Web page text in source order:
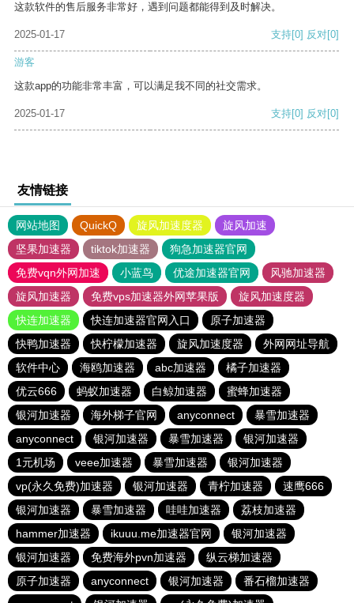
这款软件的售后服务非常好，遇到问题都能得到及时解决。
2025-01-17 支持[0] 反对[0]
游客
这款app的功能非常丰富，可以满足我不同的社交需求。
2025-01-17 支持[0] 反对[0]
友情链接
网站地图 QuickQ 旋风加速度器
旋风加速
坚果加速器
tiktok加速器
狗急加速器官网
免费vqn外网加速
小蓝鸟 优途加速器官网
风驰加速器
旋风加速器
免费vps加速器外网苹果版
旋风加速度器
快连加速器
快连加速器官网入口
原子加速器
快鸭加速器
快柠檬加速器 旋风加速度器
外网网址导航
软件中心
海鸥加速器 abc加速器
橘子加速器
优云666
蚂蚁加速器 白鲸加速器
蜜蜂加速器
银河加速器
海外梯子官网 anyconnect
暴雪加速器
anyconnect
银河加速器 暴雪加速器
银河加速器
1元机场
veee加速器 暴雪加速器
银河加速器
vp(永久免费)加速器
银河加速器 青柠加速器
速鹰666
银河加速器
暴雪加速器 哇哇加速器
荔枝加速器
hammer加速器
ikuuu.me加速器官网
银河加速器
银河加速器
免费海外pvn加速器
纵云梯加速器
原子加速器
anyconnect 银河加速器
番石榴加速器